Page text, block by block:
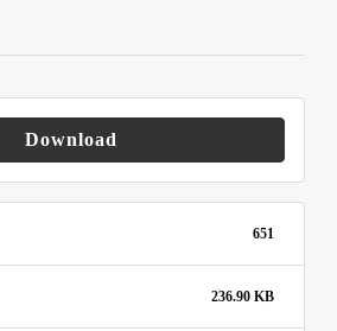
Download
651
236.90 KB